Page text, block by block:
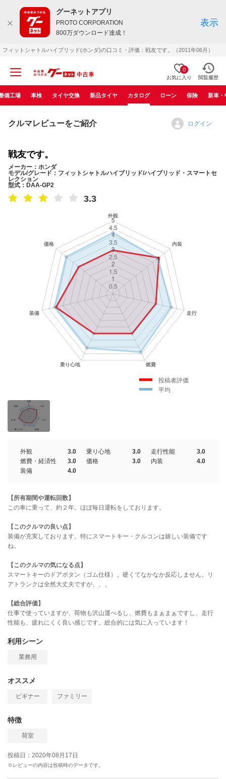
グーネットアプリ
PROTO CORPORATION
800万ダウンロード達成！
表示
フィットシャトルハイブリッド(ホンダ)の口コミ・評価：戦友です。（2011年06月）
0
お気に入り 閲覧履歴
備工場 車検 タイヤ交換 新品タイヤ カタログ ローン 保険 新車・
クルマレビューをご紹介 ログイン
戦友です。
メーカー：ホンダ
モデル/グレード：フィットシャトルハイブリッド/ハイブリッド・スマートセ
レクション
型式：DAA-GP2
3.3
投稿者評価
平均
外観 3.0 乗り心地 3.0 走行性能
3.0
燃費・経済性
3.0 価格 3.0 内装
4.0
装備
4.0
【所有期間や運転回数】
この車に乗って、約２年。ほぼ毎日運転をしております。
【このクルマの良い点】
装備が充実しております。特にスマートキー・クルコンは嬉しい装備です
ね。
【このクルマの気になる点】
スマートキーのドアボタン（ゴム仕様）。硬くてなかなか反応しません。リ
アトランクは全然大丈夫ですが、、、
【総合評価】
仕事で使っていますが、荷物も沢山運べるし、燃費もまぁまぁですし、走行
性能も、疲れにくく良い感じです。総合的には気に入っています！
利用シーン
業務用
オススメ
ビギナー ファミリー
特徴
荷室
投稿日：2020年08月17日
※レビューの内容は投稿時のデータです。